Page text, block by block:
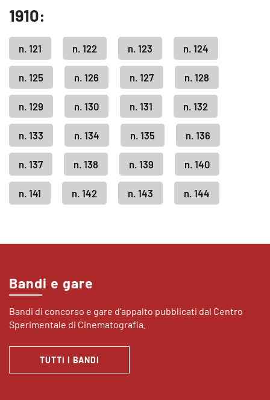
1910:
n. 121 n. 122 n. 123 n. 124
n. 125 n. 126 n. 127 n. 128
n. 129 n. 130 n. 131 n. 132
n. 133 n. 134 n. 135 n. 136
n. 137 n. 138 n. 139 n. 140
n. 141 n. 142 n. 143 n. 144
Bandi e gare
Bandi di concorso e gare d’appalto pubblicati dal Centro
Sperimentale di Cinematografia.
TUTTI I BANDI